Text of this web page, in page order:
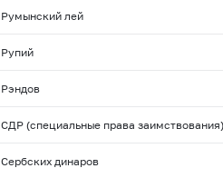
Румынский лей
Рупий
Рэндов
СДР (специальные права заимствования)
Сербских динаров